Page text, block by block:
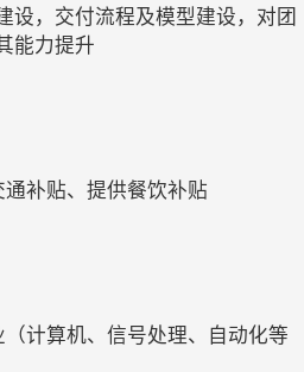
设，交付流程及模型建设，对团
能力提升
通补贴、提供餐饮补贴
（计算机、信号处理、自动化等